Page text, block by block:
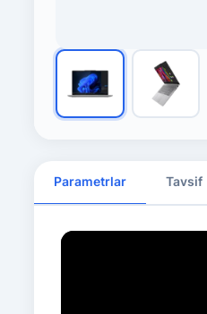
Parametrlar Tavsif